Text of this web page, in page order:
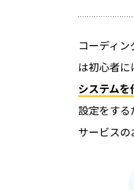
コーディ
は初心者に
システム
設定をす
サービスの
ホ
機